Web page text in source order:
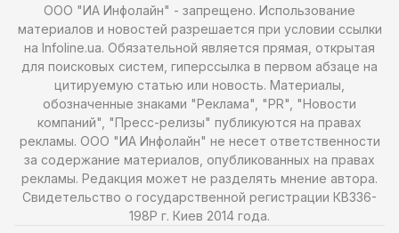
ООО "ИА Инфолайн" - запрещено. Использование
материалов и новостей разрешается при условии ссылки
на Infoline.ua. Обязательной является прямая, открытая
для поисковых систем, гиперссылка в первом абзаце на
цитируемую статью или новость. Материалы,
обозначенные знаками "Реклама", "PR", "Новости
компаний", "Пресс-релизы" публикуются на правах
рекламы. ООО "ИА Инфолайн" не несет ответственности
за содержание материалов, опубликованных на правах
рекламы. Редакция может не разделять мнение автора.
Свидетельство о государственной регистрации КВ336-
198Р г. Киев 2014 года.